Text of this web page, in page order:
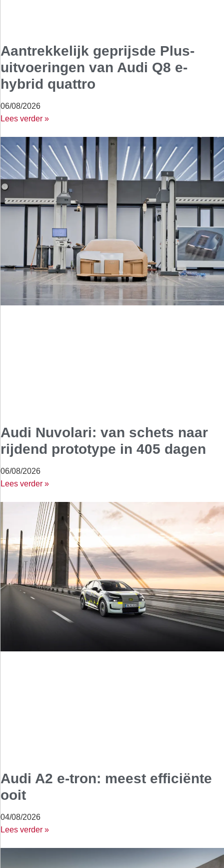
Aantrekkelijk geprijsde Plus-
uitvoeringen van Audi Q8 e-
hybrid quattro
06/08/2026
Lees verder »
Audi Nuvolari: van schets naar
rijdend prototype in 405 dagen
06/08/2026
Lees verder »
Audi A2 e-tron: meest efficiënte
ooit
04/08/2026
Lees verder »